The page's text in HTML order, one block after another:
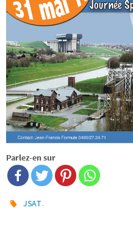
Parlez-en sur
JSAT.